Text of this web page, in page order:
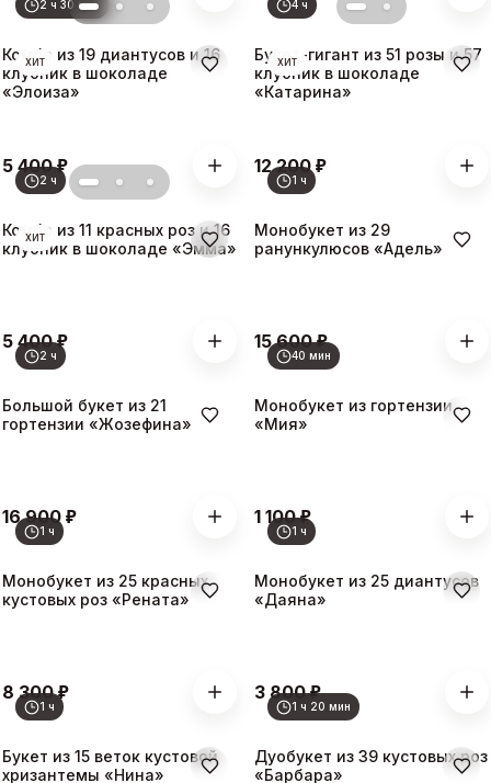
ХИТ
2 ч 30 мин
Комбо из 19 диантусов и 16
клубник в шоколаде
«Элоиза»
5 400 ₽
ХИТ
4 ч
Букет-гигант из 51 розы и 57
клубник в шоколаде
«Катарина»
12 200 ₽
ХИТ
2 ч
Комбо из 11 красных роз и 16
клубник в шоколаде «Эмма»
5 400 ₽
1 ч
Монобукет из 29
ранункулюсов «Адель»
15 600 ₽
2 ч
Большой букет из 21
гортензии «Жозефина»
16 900 ₽
40 мин
Монобукет из гортензии
«Мия»
1 100 ₽
1 ч
Монобукет из 25 красных
кустовых роз «Рената»
8 300 ₽
1 ч
Монобукет из 25 диантусов
«Даяна»
3 800 ₽
1 ч
Букет из 15 веток кустовой
хризантемы «Нина»
1 ч 20 мин
Дуобукет из 39 кустовых роз
«Барбара»